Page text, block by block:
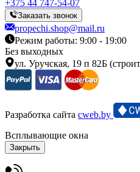
+375 44 747-54-07
Заказать звонок
propechi.shop@mail.ru
Режим работы: 9:00 - 19:00
Без выходных
ул. Уручская, 19 п 82Б
Разработка сайта cweb.by
Всплывающие окна
Закрыть